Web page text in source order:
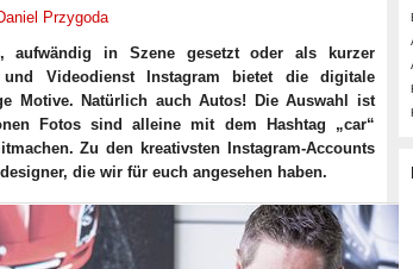
Przygoda
aufwändig in Szene gesetzt oder als kurzer
Videodienst Instagram bietet die digitale
Motive. Natürlich auch Autos! Die Auswahl ist
Fotos sind alleine mit dem Hashtag „car“
Zu den kreativsten Instagram-Accounts
die wir für euch angesehen haben.